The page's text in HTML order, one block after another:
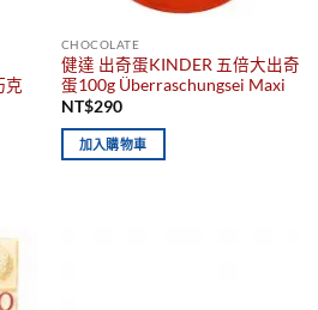
克
CHOCOLATE
健達 出奇蛋KINDER 五倍大出奇
蛋100g Überraschungsei Maxi
NT$290
加入購物車